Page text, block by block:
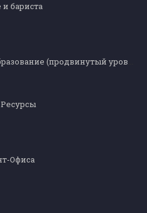
бариста
Офиса